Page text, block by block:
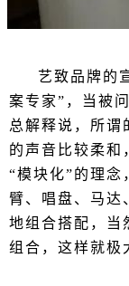
艺致品牌的
案专家”，当被
总解释说，所谓
的声音比较柔和
“模块化”的理念
臂、唱盘、马达
地组合搭配，当
组合，这样就极